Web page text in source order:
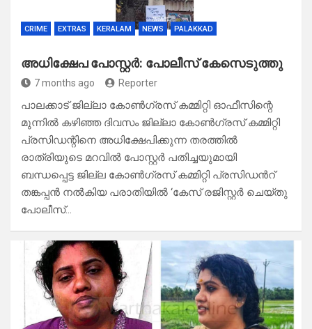
CRIME EXTRAS KERALAM NEWS PALAKKAD
അധിക്ഷേപ പോസ്റ്റർ: പോലീസ് കേസെടുത്തു
7 months ago Reporter
പാലക്കാട് ജില്ലാ കോൺഗ്രസ് കമ്മിറ്റി ഓഫീസിന്റെ
മുന്നിൽ കഴിഞ്ഞ ദിവസം ജില്ലാ കോൺഗ്രസ് കമ്മിറ്റി
പ്രസിഡന്റിനെ അധിക്ഷേപിക്കുന്ന തരത്തിൽ
രാത്രിയുടെ മറവിൽ പോസ്റ്റർ പതിച്ചയുമായി
ബന്ധപ്പെട്ട ജില്ല കോൺഗ്രസ് കമ്മിറ്റി പ്രസിഡൻറ്
തങ്കപ്പൻ നൽകിയ പരാതിയിൽ ‘കേസ് രജിസ്റ്റർ ചെയ്തു
പോലീസ്…